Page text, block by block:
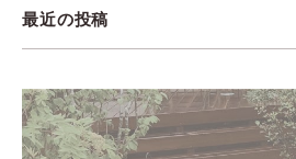
最近の投稿